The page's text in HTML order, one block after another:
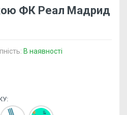
ФК Реал Мадрид
В наявності